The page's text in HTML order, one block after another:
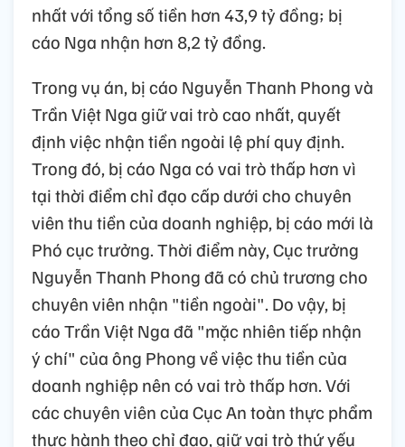
nhất với tổng số tiền hơn 43,9 tỷ đồng; bị
cáo Nga nhận hơn 8,2 tỷ đồng.
Trong vụ án, bị cáo Nguyễn Thanh Phong và
Trần Việt Nga giữ vai trò cao nhất, quyết
định việc nhận tiền ngoài lệ phí quy định.
Trong đó, bị cáo Nga có vai trò thấp hơn vì
tại thời điểm chỉ đạo cấp dưới cho chuyên
viên thu tiền của doanh nghiệp, bị cáo mới là
Phó cục trưởng. Thời điểm này, Cục trưởng
Nguyễn Thanh Phong đã có chủ trương cho
chuyên viên nhận "tiền ngoài". Do vậy, bị
cáo Trần Việt Nga đã "mặc nhiên tiếp nhận
ý chí" của ông Phong về việc thu tiền của
doanh nghiệp nên có vai trò thấp hơn. Với
các chuyên viên của Cục An toàn thực phẩm
thực hành theo chỉ đạo, giữ vai trò thứ yếu